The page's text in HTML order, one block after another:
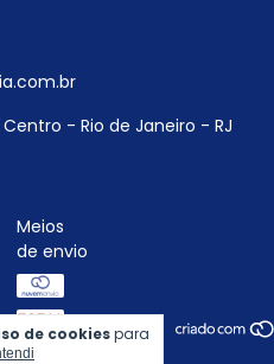
de cookiespara
- Rio de Janeiro - RJ
Meios
de envio